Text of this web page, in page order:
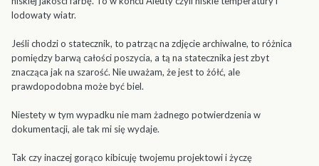
lodowaty wiatr.
Jeśli chodzi o statecznik, to patrząc na zdjęcie archiwalne, to różnica
pomiędzy barwą całości poszycia, a tą na statecznika jest zbyt
znacząca jak na szarość. Nie uważam, że jest to żółć, ale
prawdopodobna może być biel.
Niestety w tym wypadku nie mam żadnego potwierdzenia w
dokumentacji, ale tak mi się wydaje.
Tak czy inaczej gorąco kibicuję twojemu projektowi i życzę